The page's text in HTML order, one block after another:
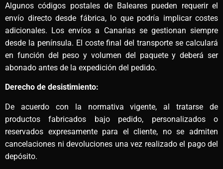
Algunos códigos postales de Baleares pueden requerir el
envío directo desde fábrica, lo que podría implicar costes
adicionales. Los envíos a Canarias se gestionan siempre
desde la península. El coste final del transporte se calculará
en función del peso y volumen del paquete y deberá ser
abonado antes de la expedición del pedido.
Derecho de desistimiento:
De acuerdo con la normativa vigente, al tratarse de
productos fabricados bajo pedido, personalizados o
reservados expresamente para el cliente, no se admiten
cancelaciones ni devoluciones una vez realizado el pago del
depósito.